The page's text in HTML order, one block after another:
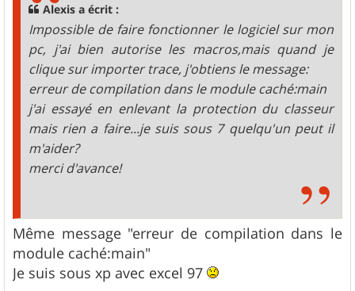
Alexis a écrit :
Impossible de faire fonctionner le logiciel sur mon
pc, j'ai bien autorise les macros,mais quand je
clique sur importer trace, j'obtiens le message:
erreur de compilation dans le module caché:main
j'ai essayé en enlevant la protection du classeur
mais rien a faire...je suis sous 7 quelqu'un peut il
m'aider?
merci d'avance!
Même message "erreur de compilation dans le
module caché:main"
Je suis sous xp avec excel 97